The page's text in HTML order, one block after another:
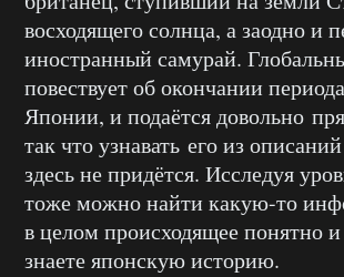
восходящего солнца, а заодно и
иностранный самурай.
повествует об окончании
Японии, и подаётся довольно
так что узнавать его из
здесь не придётся. Исследуя
тоже можно найти какую-то
в целом происходящее понятно
знаете японскую историю.